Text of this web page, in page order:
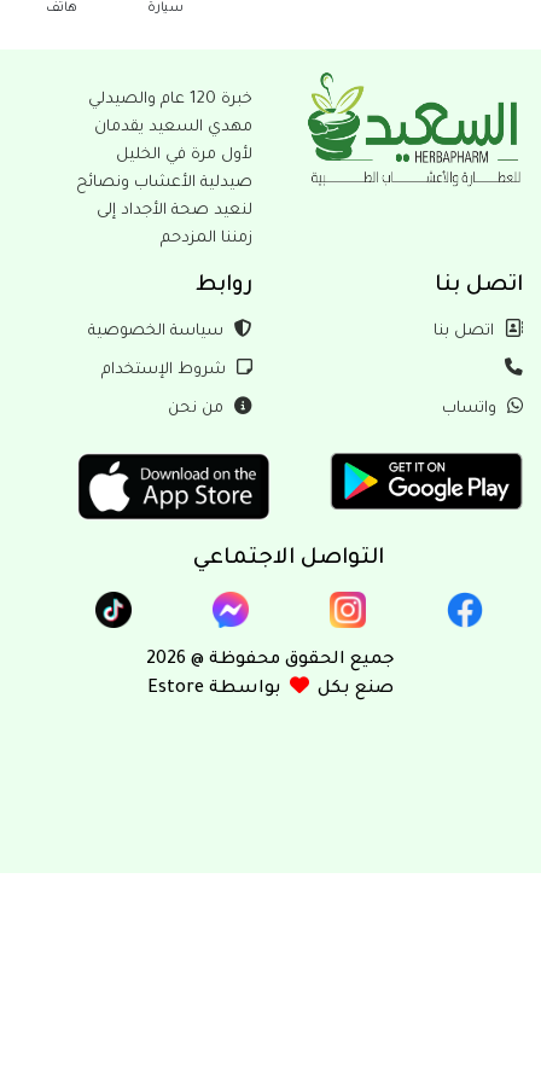
النفس
خبرة 120 عام والصيدلي
مهدي السعيد يقدمان
لأول مرة في الخليل
صيدلية الأعشاب ونصائح
لنعيد صحة الأجداد إلى
زمننا المزدحم
بنا
بنا سياسة الخصوصية
شروط الإستخدام
من نحن
التواصل الاجتماعي
جميع الحقوق محفوظة @ 2026
صنع بكل
بواسطة Estore